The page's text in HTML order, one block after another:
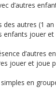
d’autres
des autres (1
enfants jouer
d’autres
jouer et joue
en